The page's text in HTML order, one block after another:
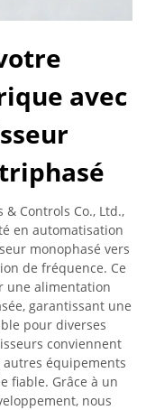
avec
Controls Co., Ltd.,
en automatisation
monophasé vers
de fréquence. Ce
une alimentation
garantissant une
pour diverses
conviennent
équipements
fiable. Grâce à un
nous